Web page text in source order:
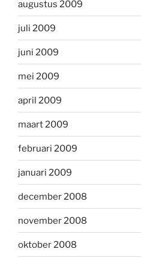
augustus 2009
juli 2009
juni 2009
mei 2009
april 2009
maart 2009
februari 2009
januari 2009
december 2008
november 2008
oktober 2008